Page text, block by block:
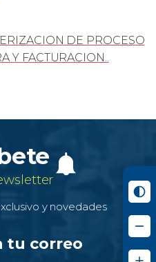
DE PROCESO
Y FACTURACION..
y novedades
tu correo